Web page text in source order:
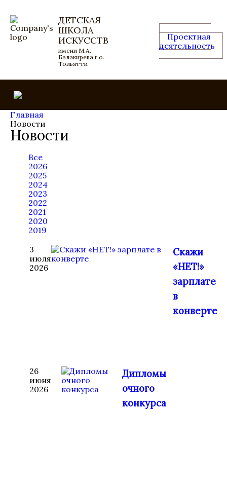
ДЕТСКАЯ
ШКОЛА
ИСКУССТВ
имени М.А.
Балакирева г.о.
Тольятти
Проектная
деятельность
Главная
Новости
Новости
Все
2026
2025
2024
2023
2022
2021
2020
2019
3
июля
2026
Скажи
«НЕТ!»
зарплате
в
конверте
26
июня
2026
Дипломы
очного
конкурса